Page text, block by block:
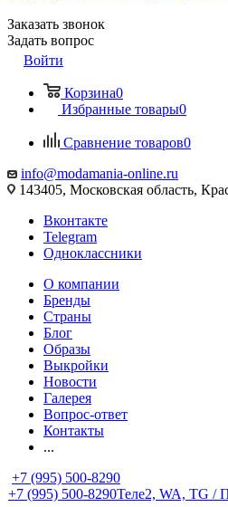
Заказать звонок
Задать вопрос
Войти
Корзина0
Избранные товары0
Сравнение товаров0
info@modamania-online.ru
143405, Московская область,
Вконтакте
Telegram
Одноклассники
О компании
Бренды
Страны
Блог
Образы
Выкройки
Новости
Галерея
Вопрос-ответ
Контакты
...
+7 (995) 500-8290
+7 (995) 500-8290Теле2, WA, TG /